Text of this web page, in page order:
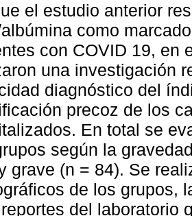
el estudio anterior
como
con COVID 19, en
una investigación
diagnóstico del
precoz de los
En total se
según la
grave (n = 84). Se
de los grupos,
del laboratorio